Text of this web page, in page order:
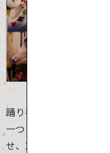
©阿波
踊り手30万人、観客
一つ「徳島阿波おどり
せ、1,000組もの連（チ